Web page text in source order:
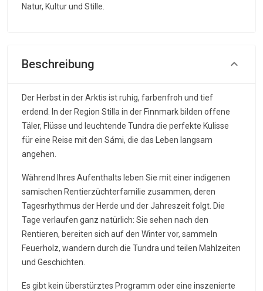
Natur, Kultur und Stille.
Beschreibung
Der Herbst in der Arktis ist ruhig, farbenfroh und tief
erdend. In der Region Stilla in der Finnmark bilden offene
Täler, Flüsse und leuchtende Tundra die perfekte Kulisse
für eine Reise mit den Sámi, die das Leben langsam
angehen.
Während Ihres Aufenthalts leben Sie mit einer indigenen
samischen Rentierzüchterfamilie zusammen, deren
Tagesrhythmus der Herde und der Jahreszeit folgt. Die
Tage verlaufen ganz natürlich: Sie sehen nach den
Rentieren, bereiten sich auf den Winter vor, sammeln
Feuerholz, wandern durch die Tundra und teilen Mahlzeiten
und Geschichten.
Es gibt kein überstürztes Programm oder eine inszenierte